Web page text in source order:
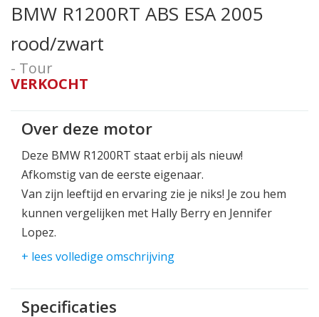
BMW R1200RT ABS ESA 2005
rood/zwart
- Tour
VERKOCHT
Over deze motor
Deze BMW R1200RT staat erbij als nieuw!
Afkomstig van de eerste eigenaar.
Van zijn leeftijd en ervaring zie je niks! Je zou hem
kunnen vergelijken met Hally Berry en Jennifer
Lopez.
Het is een lange lijst met extra's en aanpassingen
aan deze motorfiets!
+ lees volledige omschrijving
Specificaties